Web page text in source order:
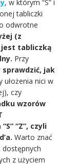
, w którym “S” i
tabliczki
odwrotne
(z
jest tabliczką
Przy
sprawdzić, jak
nici w
czy
wzorów
“Z”, czyli
Warto znać
z użyciem